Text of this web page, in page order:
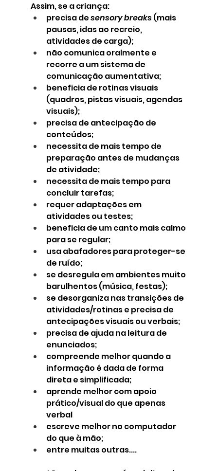
Assim, se a criança:
precisa de sensory breaks (mais
pausas, idas ao recreio,
atividades de carga);
não comunica oralmente e
recorre a um sistema de
comunicação aumentativa;
beneficia de rotinas visuais
(quadros, pistas visuais, agendas
visuais);
precisa de antecipação de
conteúdos;
necessita de mais tempo de
preparação antes de mudanças
de atividade;
necessita de mais tempo para
concluir tarefas;
requer adaptações em
atividades ou testes;
beneficia de um canto mais calmo
para se regular;
usa abafadores para proteger-se
de ruído;
se desregula em ambientes muito
barulhentos (música, festas);
se desorganiza nas transições de
atividades/rotinas e precisa de
antecipações visuais ou verbais;
precisa de ajuda na leitura de
enunciados;
compreende melhor quando a
informação é dada de forma
direta e simplificada;
aprende melhor com apoio
prático/visual do que apenas
verbal
escreve melhor no computador
do que à mão;
entre muitas outras....